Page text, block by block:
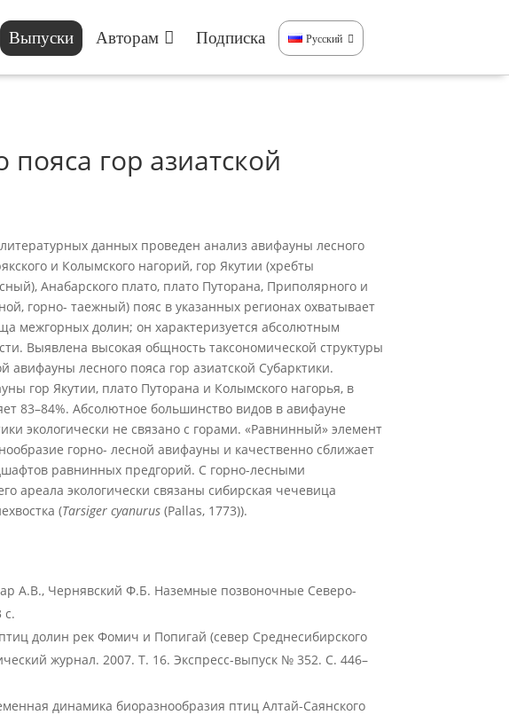
Выпуски Авторам Подписка Русский
гор азиатской
данных проведен анализ авифауны лесного
и Колымского нагорий, гор Якутии (хребты
Анабарского плато, плато Путорана, Приполярного и
горно- таежный) пояс в указанных регионах охватывает
межгорных долин; он характеризуется абсолютным
Выявлена высокая общность таксономической структуры
авифауны лесного пояса гор азиатской Субарктики.
гор Якутии, плато Путорана и Колымского нагорья, в
83–84%. Абсолютное большинство видов в авифауне
экологически не связано с горами. «Равнинный» элемент
горно- лесной авифауны и качественно сближает
равнинных предгорий. С горно-лесными
ареала экологически связаны сибирская чечевица
(Tarsiger cyanurus(Pallas, 1773)).
А.В., Чернявский Ф.Б. Наземные позвоночные Северо-
с.
долин рек Фомич и Попигай (север Среднесибирского
журнал. 2007. Т. 16. Экспресс-выпуск № 352. С. 446–
динамика биоразнообразия птиц Алтай-Саянского